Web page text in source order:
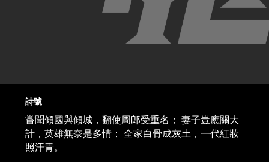
詩號
嘗聞傾國與傾城，翻使周郎受重名； 妻子豈應關大
計，英雄無奈是多情； 全家白骨成灰土，一代紅妝
照汗青。